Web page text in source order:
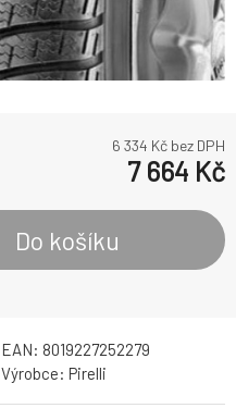
6 334 Kč bez DPH
7 664 Kč
Do košíku
EAN: 8019227252279
Výrobce: Pirelli